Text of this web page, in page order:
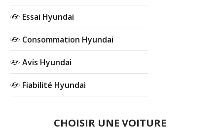
Essai Hyundai
Consommation Hyundai
Avis Hyundai
Fiabilité Hyundai
CHOISIR UNE VOITURE